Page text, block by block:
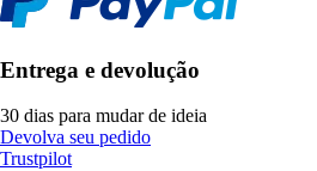
Entrega e devolução
30 dias para mudar de ideia
Devolva seu pedido
Trustpilot